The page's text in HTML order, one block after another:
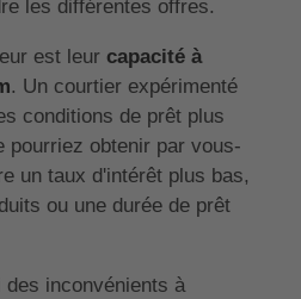
les différentes offres.
est leur capacité à
. Un courtier expérimenté
conditions de prêt plus
pourriez obtenir par vous-
un taux d'intérêt plus bas,
ou une durée de prêt
inconvénients à